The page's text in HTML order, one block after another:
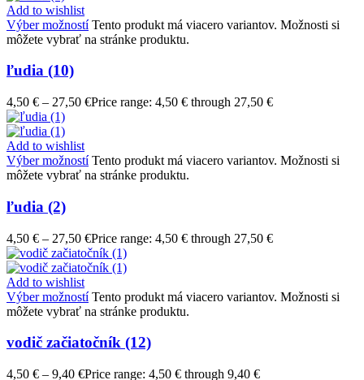
Add to wishlist
Výber možností Tento produkt má viacero variantov. Možnosti si
môžete vybrať na stránke produktu.
ľudia (10)
4,50 € – 27,50 €Price range: 4,50 € through 27,50 €
Add to wishlist
Výber možností Tento produkt má viacero variantov. Možnosti si
môžete vybrať na stránke produktu.
ľudia (2)
4,50 € – 27,50 €Price range: 4,50 € through 27,50 €
Add to wishlist
Výber možností Tento produkt má viacero variantov. Možnosti si
môžete vybrať na stránke produktu.
vodič začiatočník (12)
4,50 € – 9,40 €Price range: 4,50 € through 9,40 €